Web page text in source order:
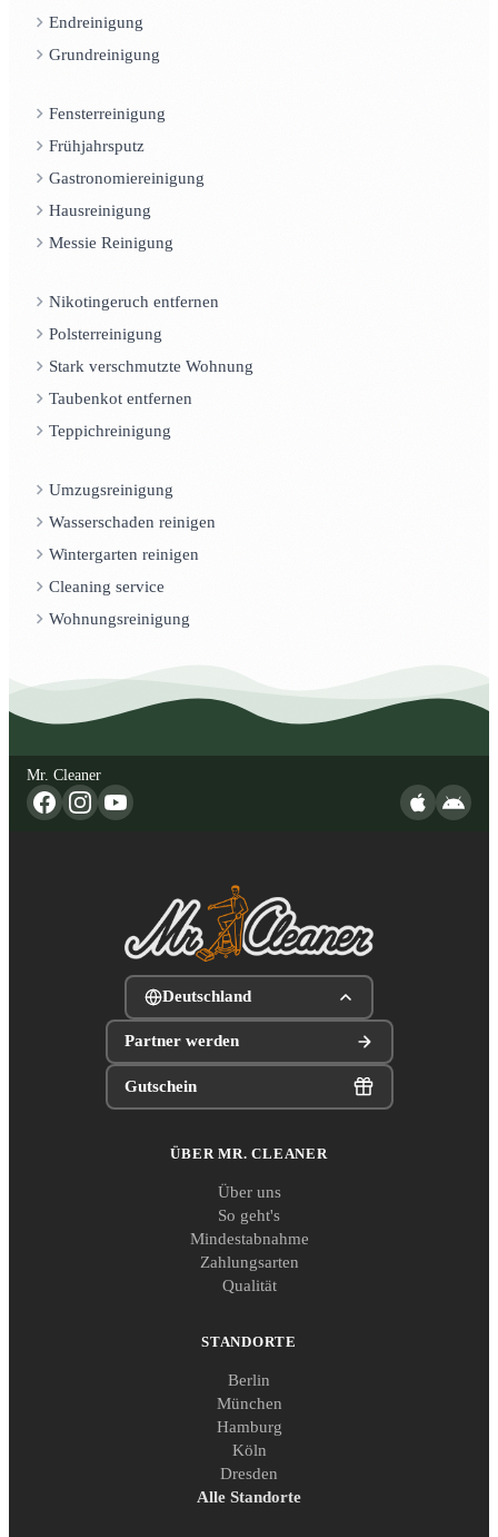
Endreinigung
Grundreinigung
Fensterreinigung
Frühjahrsputz
Gastronomiereinigung
Hausreinigung
Messie Reinigung
Nikotingeruch entfernen
Polsterreinigung
Stark verschmutzte Wohnung
Taubenkot entfernen
Teppichreinigung
Umzugsreinigung
Wasserschaden reinigen
Wintergarten reinigen
Cleaning service
Wohnungsreinigung
Mr. Cleaner
Deutschland
Partner werden
Gutschein
ÜBER MR. CLEANER
Über uns
So geht's
Mindestabnahme
Zahlungsarten
Qualität
STANDORTE
Berlin
München
Hamburg
Köln
Dresden
Alle Standorte